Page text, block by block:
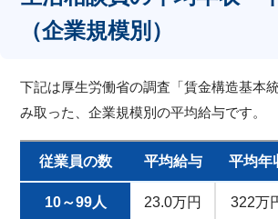
（企業規模別）
下記は厚生労働省の調査「賃金構造基本
み取った、企業規模別の平均給与です。
従業員の数 平均給与 平均年
10～99人 23.0万円 322万